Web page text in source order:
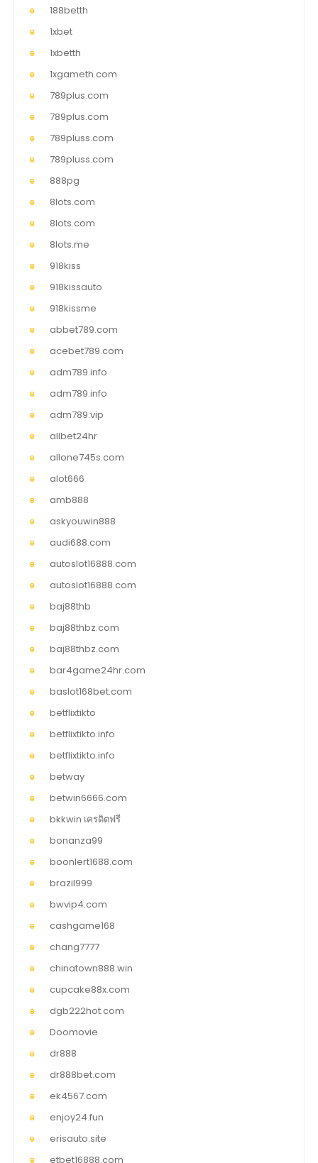
188betth
1xbet
1xbetth
1xgameth.com
789plus.com
789plus.com
789pluss.com
789pluss.com
888pg
8lots.com
8lots.com
8lots.me
918kiss
918kissauto
918kissme
abbet789.com
acebet789.com
adm789.info
adm789.info
adm789.vip
allbet24hr
allone745s.com
alot666
amb888
askyouwin888
audi688.com
autoslot16888.com
autoslot16888.com
baj88thb
baj88thbz.com
baj88thbz.com
bar4game24hr.com
baslot168bet.com
betflixtikto
betflixtikto.info
betflixtikto.info
betway
betwin6666.com
bkkwin เครดิตฟรี
bonanza99
boonlert1688.com
brazil999
bwvip4.com
cashgame168
chang7777
chinatown888.win
cupcake88x.com
dgb222hot.com
Doomovie
dr888
dr888bet.com
ek4567.com
enjoy24.fun
erisauto.site
etbet16888.com